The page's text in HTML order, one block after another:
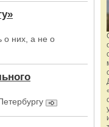
о них, а не о